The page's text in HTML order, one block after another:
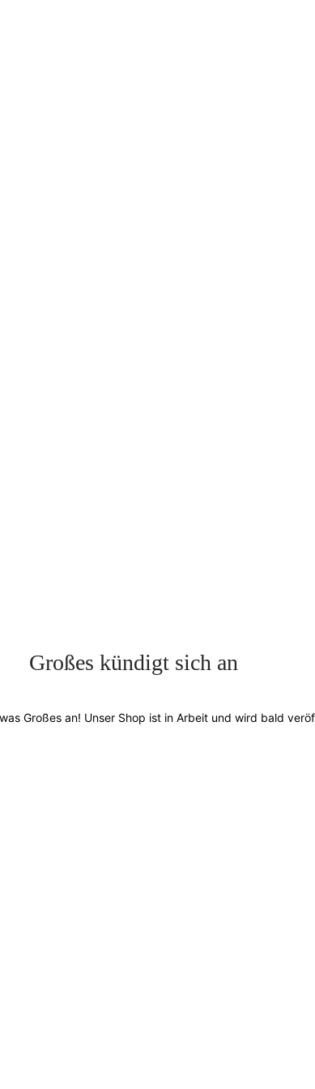
Großes kündigt sich an
Großes an! Unser Shop ist in Arbeit und wird bald